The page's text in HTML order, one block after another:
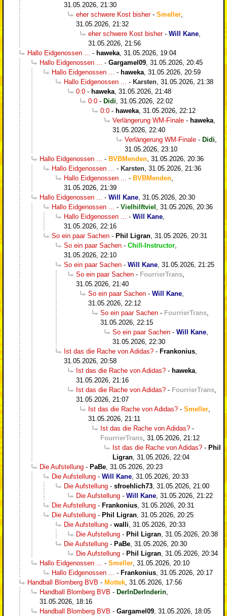
31.05.2026, 21:30
eher schwere Kost bisher- Smeller
31.05.2026, 21:32
eher schwere Kost bisher- Will Kane
31.05.2026, 21:56
Hallo Eidgenossen ...
- haweka 31.05.2026, 19:04
Hallo Eidgenossen ...
- Gargamel09 31.05.2026, 20:45
Hallo Eidgenossen ...
- haweka 31.05.2026, 20:59
Hallo Eidgenossen ...
- Karsten 31.05.2026, 21:38
0:0 - haweka 31.05.2026, 21:48
0:0 - Didi 31.05.2026, 22:02
0:0 - haweka 31.05.2026, 22:12
Verlängerung WM-Finale - haweka
31.05.2026, 22:40
Verlängerung WM-Finale - Didi
31.05.2026, 23:10
Hallo Eidgenossen ...
- BVBMenden 31.05.2026, 20:36
Hallo Eidgenossen ...
- Karsten 31.05.2026, 21:36
Hallo Eidgenossen ...
- BVBMenden
31.05.2026, 21:39
Hallo Eidgenossen ...
- Will Kane 31.05.2026, 20:30
Hallo Eidgenossen ...
- Vielhilftviel
31.05.2026, 20:36
Hallo Eidgenossen ...
- Will Kane
31.05.2026, 22:16
So ein paar Sachen - Phil Ligran 31.05.2026, 20:31
So ein paar Sachen - Chill-Instructor
31.05.2026, 22:10
So ein paar Sachen - Will Kane 31.05.2026, 21:25
So ein paar Sachen - FourrierTrans
31.05.2026, 21:40
So ein paar Sachen - Will Kane
31.05.2026, 22:12
So ein paar Sachen - FourrierTrans
31.05.2026, 22:15
So ein paar Sachen - Will Kane
31.05.2026, 22:30
Ist das die Rache von Adidas? - Frankonius
31.05.2026, 20:58
Ist das die Rache von Adidas? - haweka
31.05.2026, 21:16
Ist das die Rache von Adidas? - FourrierTrans
31.05.2026, 21:07
Ist das die Rache von Adidas? - Smeller
31.05.2026, 21:11
Ist das die Rache von Adidas? -
FourrierTrans 31.05.2026, 21:12
Ist das die Rache von Adidas? - Phil
Ligran 31.05.2026, 22:04
Die Aufstellung - PaBe 31.05.2026, 20:23
Die Aufstellung - Will Kane 31.05.2026, 20:33
Die Aufstellung - sfroehlich73 31.05.2026, 21:00
Die Aufstellung - Will Kane 31.05.2026, 21:22
Die Aufstellung - Frankonius 31.05.2026, 20:31
Die Aufstellung - Phil Ligran 31.05.2026, 20:25
Die Aufstellung - walli 31.05.2026, 20:33
Die Aufstellung - Phil Ligran 31.05.2026, 20:38
Die Aufstellung - PaBe 31.05.2026, 20:30
Die Aufstellung - Phil Ligran 31.05.2026, 20:34
Hallo Eidgenossen ...
- Smeller 31.05.2026, 20:10
Hallo Eidgenossen ...
- Frankonius 31.05.2026, 20:17
Handball Blomberg BVB - Mottek 31.05.2026, 17:56
Handball Blomberg BVB - DerInDerInderin
31.05.2026, 18:16
Handball Blomberg BVB - Gargamel09 31.05.2026, 18:05